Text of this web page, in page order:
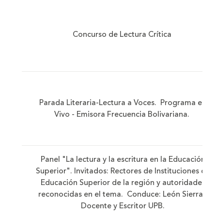
Concurso de Lectura Crítica
Parada Literaria-Lectura a Voces. Programa en
Vivo - Emisora Frecuencia Bolivariana.
Panel "La lectura y la escritura en la Educación
Superior". Invitados: Rectores de Instituciones de
Educación Superior de la región y autoridades
reconocidas en el tema. Conduce: León Sierra -
Docente y Escritor UPB.